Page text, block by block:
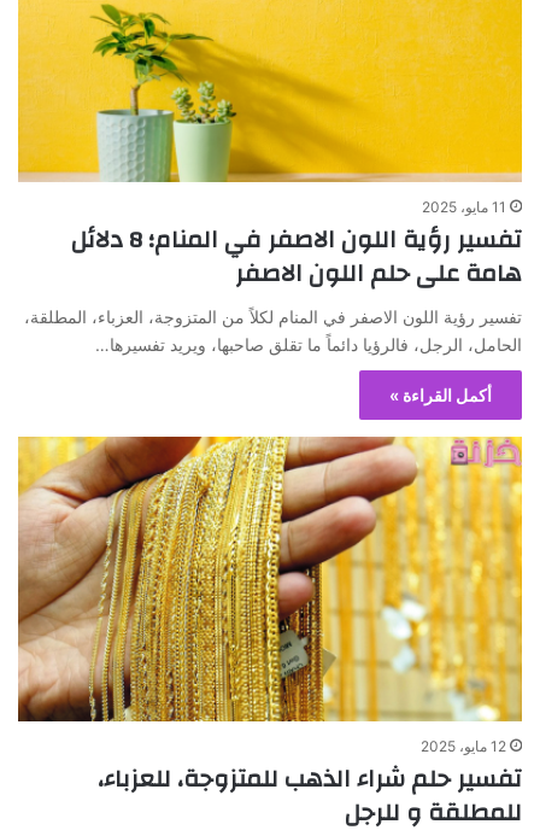
11 مايو، 2025
تفسير رؤية اللون الاصفر في المنام؛ 8 دلائل
هامة على حلم اللون الاصفر
تفسير رؤية اللون الاصفر في المنام لكلاً من المتزوجة، العزباء، المطلقة،
الحامل، الرجل، فالرؤيا دائماً ما تقلق صاحبها، ويريد تفسيرها…
أكمل القراءة »
12 مايو، 2025
تفسير حلم شراء الذهب للمتزوجة، للعزباء،
للمطلقة و للرجل